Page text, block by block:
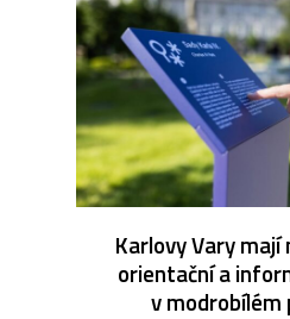
Karlovy Vary
orientační a
v modrobílém